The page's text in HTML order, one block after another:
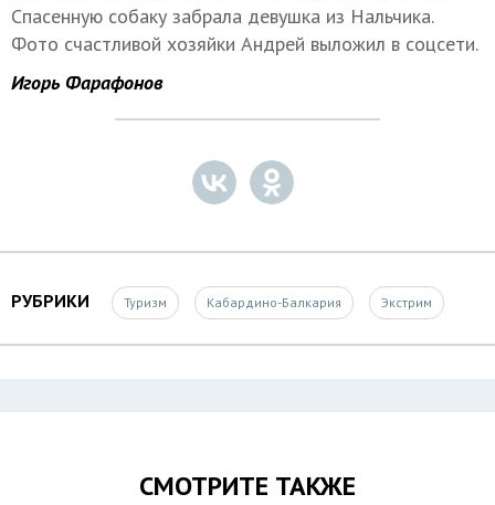
Спасенную собаку забрала девушка из Нальчика.
Фото счастливой хозяйки Андрей выложил в соцсети.
Игорь Фарафонов
РУБРИКИ Туризм Кабардино-Балкария Экстрим
СМОТРИТЕ ТАКЖЕ